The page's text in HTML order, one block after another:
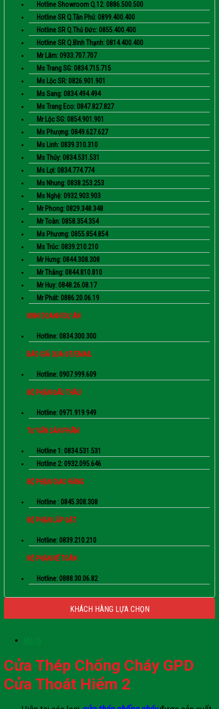
Hotline Showroom Q.12: 0886.500.500
Hotline SR Q.Tân Phú: 0899.400.400
Hotline SR Q.Thủ Đức: 0855.400.400
Hotline SR Q.Bình Thạnh: 0814.400.400
Mr Lãm: 0933.707.707
Ms Trang SG: 0834.715.715
Ms Lộc SR: 0826.901.901
Ms Sang: 0834.494.494
Ms Trang Eco: 0847.827.827
Mr Lộc SG: 0854.901.901
Ms Phượng: 0849.627.627
Ms Linh: 0839.310.310
Ms Thúy: 0834.531.531
Ms Lợi: 0834.774.774
Ms Nhung: 0838.253.253
Ms Nghệ: 0932.903.903
Mr Phong: 0829.348.348
Mr Toàn: 0858.354.354
Ms Phương: 0855.854.854
Ms Trúc: 0839.210.210
Mr Hưng: 0844.308.308
Mr Thắng: 0844.810.810
Mr Huy: 0848.26.08.17
Mr Phát: 0886.20.06.19
KINH DOANH DỰ ÁN
Hotline: 0834.300.300
BÁO GIÁ QUA ĐT/EMAIL
Hotline: 0907.999.609
BỘ PHẬN ĐẤU THẦU
Hotline: 0971.919.949
TƯ VẤN SẢN PHẨM
Hotline 1: 0834.531.531
Hotline 2: 0932.095.646
BỘ PHẬN GIAO HÀNG
Hotline : 0845.308.308
BỘ PHẬN LẮP ĐẶT
Hotline: 0839.210.210
BỘ PHẬN KẾ TOÁN
Hotline: 0888.30.06.82
KHÁCH HÀNG LỰA CHỌN
Cửa Thép Chống Cháy GPD
Cửa Thoát Hiểm 2